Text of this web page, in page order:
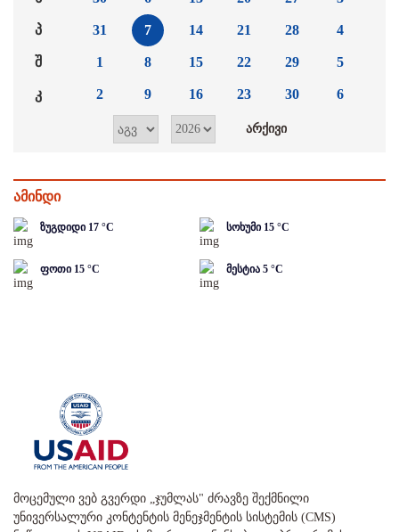
პ
შ
კ
31
1
2
7
8
9
14
15
16
21
22
23
28
29
30
4
5
6
ამინდი
ზუგდიდი 17 °C სოხუმი 15 °C
ფოთი 15 °C მესტია 5 °C
მოცემული ვებ გვერდი „ჯუმლას" ძრავზე შექმნილი
უნივერსალური კონტენტის მენეჯმენტის სისტემის (CMS)